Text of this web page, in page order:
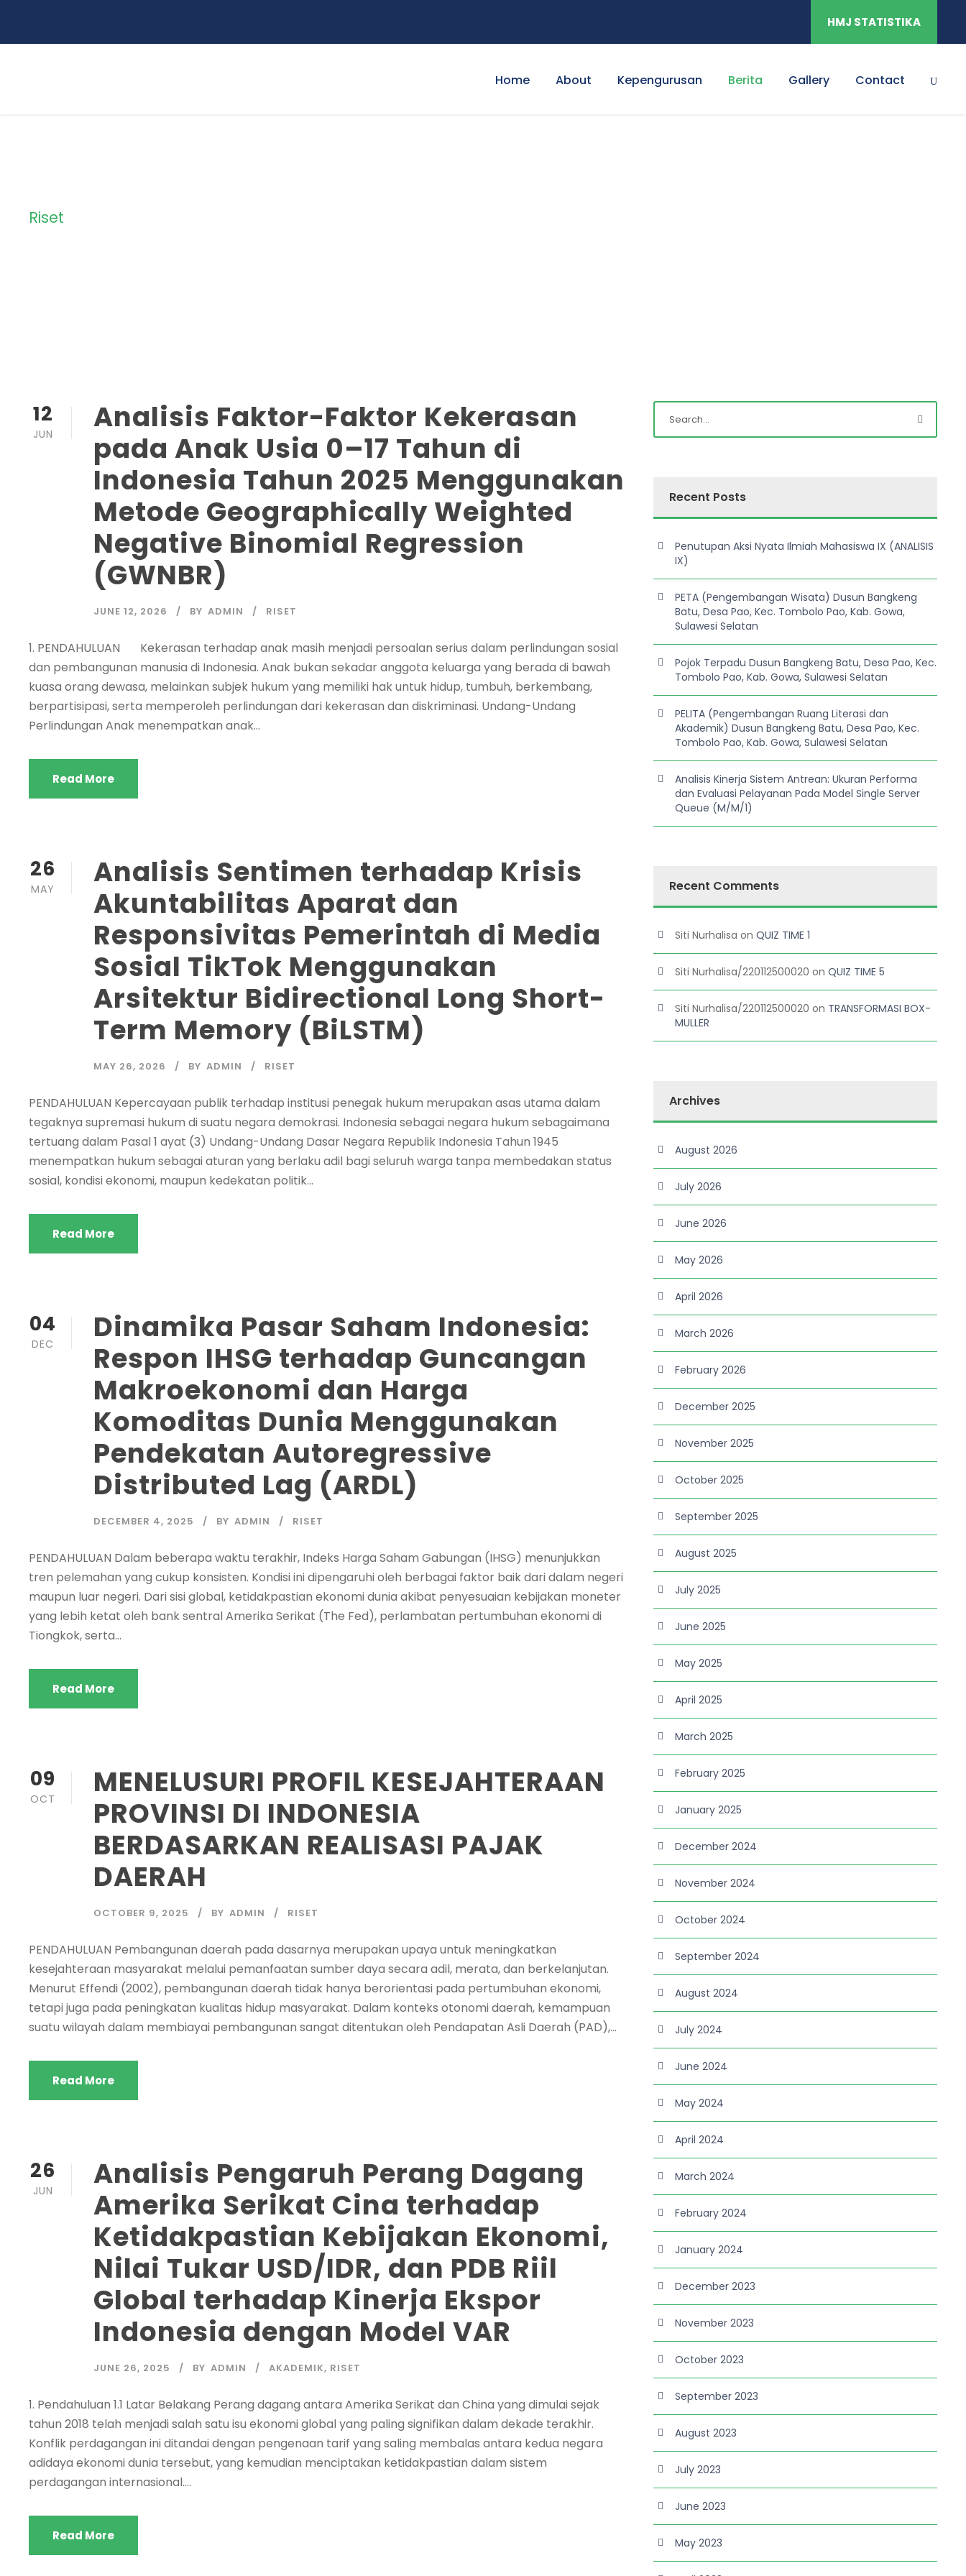
HMJ STATISTIKA
Home About Kepengurusan Berita Gallery Contact
Riset
12
JUN
Analisis Faktor-Faktor Kekerasan
pada Anak Usia 0–17 Tahun di
Indonesia Tahun 2025 Menggunakan
Metode Geographically Weighted
Negative Binomial Regression
(GWNBR)
JUNE 12, 2026 BY ADMIN RISET
1. PENDAHULUAN Kekerasan terhadap anak masih menjadi persoalan serius dalam perlindungan sosial
dan pembangunan manusia di Indonesia. Anak bukan sekadar anggota keluarga yang berada di bawah
kuasa orang dewasa, melainkan subjek hukum yang memiliki hak untuk hidup, tumbuh, berkembang,
berpartisipasi, serta memperoleh perlindungan dari kekerasan dan diskriminasi. Undang-Undang
Perlindungan Anak menempatkan anak...
Read More
26
MAY
Analisis Sentimen terhadap Krisis
Akuntabilitas Aparat dan
Responsivitas Pemerintah di Media
Sosial TikTok Menggunakan
Arsitektur Bidirectional Long Short-
Term Memory (BiLSTM)
MAY 26, 2026 BY ADMIN RISET
PENDAHULUAN Kepercayaan publik terhadap institusi penegak hukum merupakan asas utama dalam
tegaknya supremasi hukum di suatu negara demokrasi. Indonesia sebagai negara hukum sebagaimana
tertuang dalam Pasal 1 ayat (3) Undang-Undang Dasar Negara Republik Indonesia Tahun 1945
menempatkan hukum sebagai aturan yang berlaku adil bagi seluruh warga tanpa membedakan status
sosial, kondisi ekonomi, maupun kedekatan politik...
Read More
04
DEC
Dinamika Pasar Saham Indonesia:
Respon IHSG terhadap Guncangan
Makroekonomi dan Harga
Komoditas Dunia Menggunakan
Pendekatan Autoregressive
Distributed Lag (ARDL)
DECEMBER 4, 2025 BY ADMIN RISET
PENDAHULUAN Dalam beberapa waktu terakhir, Indeks Harga Saham Gabungan (IHSG) menunjukkan
tren pelemahan yang cukup konsisten. Kondisi ini dipengaruhi oleh berbagai faktor baik dari dalam negeri
maupun luar negeri. Dari sisi global, ketidakpastian ekonomi dunia akibat penyesuaian kebijakan moneter
yang lebih ketat oleh bank sentral Amerika Serikat (The Fed), perlambatan pertumbuhan ekonomi di
Tiongkok, serta...
Read More
09
OCT
MENELUSURI PROFIL KESEJAHTERAAN
PROVINSI DI INDONESIA
BERDASARKAN REALISASI PAJAK
DAERAH
OCTOBER 9, 2025 BY ADMIN RISET
PENDAHULUAN Pembangunan daerah pada dasarnya merupakan upaya untuk meningkatkan
kesejahteraan masyarakat melalui pemanfaatan sumber daya secara adil, merata, dan berkelanjutan.
Menurut Effendi (2002), pembangunan daerah tidak hanya berorientasi pada pertumbuhan ekonomi,
tetapi juga pada peningkatan kualitas hidup masyarakat. Dalam konteks otonomi daerah, kemampuan
suatu wilayah dalam membiayai pembangunan sangat ditentukan oleh Pendapatan Asli Daerah (PAD),...
Read More
26
JUN
Analisis Pengaruh Perang Dagang
Amerika Serikat Cina terhadap
Ketidakpastian Kebijakan Ekonomi,
Nilai Tukar USD/IDR, dan PDB Riil
Global terhadap Kinerja Ekspor
Indonesia dengan Model VAR
JUNE 26, 2025 BY ADMIN AKADEMIK, RISET
1. Pendahuluan 1.1 Latar Belakang Perang dagang antara Amerika Serikat dan China yang dimulai sejak
tahun 2018 telah menjadi salah satu isu ekonomi global yang paling signifikan dalam dekade terakhir.
Konflik perdagangan ini ditandai dengan pengenaan tarif yang saling membalas antara kedua negara
adidaya ekonomi dunia tersebut, yang kemudian menciptakan ketidakpastian dalam sistem
perdagangan internasional....
Read More
Recent Posts
Penutupan Aksi Nyata Ilmiah Mahasiswa IX (ANALISIS
IX)
PETA (Pengembangan Wisata) Dusun Bangkeng
Batu, Desa Pao, Kec. Tombolo Pao, Kab. Gowa,
Sulawesi Selatan
Pojok Terpadu Dusun Bangkeng Batu, Desa Pao, Kec.
Tombolo Pao, Kab. Gowa, Sulawesi Selatan
PELITA (Pengembangan Ruang Literasi dan
Akademik) Dusun Bangkeng Batu, Desa Pao, Kec.
Tombolo Pao, Kab. Gowa, Sulawesi Selatan
Analisis Kinerja Sistem Antrean: Ukuran Performa
dan Evaluasi Pelayanan Pada Model Single Server
Queue (M/M/1)
Recent Comments
Siti Nurhalisa onQUIZ TIME 1
Siti Nurhalisa/220112500020 onQUIZ TIME 5
Siti Nurhalisa/220112500020 on TRANSFORMASI BOX-
MULLER
Archives
August 2026
July 2026
June 2026
May 2026
April 2026
March 2026
February 2026
December 2025
November 2025
October 2025
September 2025
August 2025
July 2025
June 2025
May 2025
April 2025
March 2025
February 2025
January 2025
December 2024
November 2024
October 2024
September 2024
August 2024
July 2024
June 2024
May 2024
April 2024
March 2024
February 2024
January 2024
December 2023
November 2023
October 2023
September 2023
August 2023
July 2023
June 2023
May 2023